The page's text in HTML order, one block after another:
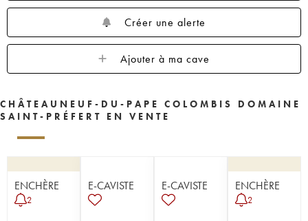
Créer une alerte
Ajouter à ma cave
CHÂTEAUNEUF-DU-PAPE COLOMBIS DOMAINE
SAINT-PRÉFERT EN VENTE
ENCHÈRE
2
E-CAVISTE E-CAVISTE ENCHÈRE
2